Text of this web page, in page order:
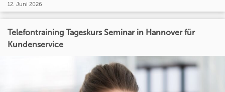
12. Juni 2026
Telefontraining Tageskurs Seminar in Hannover für
Kundenservice